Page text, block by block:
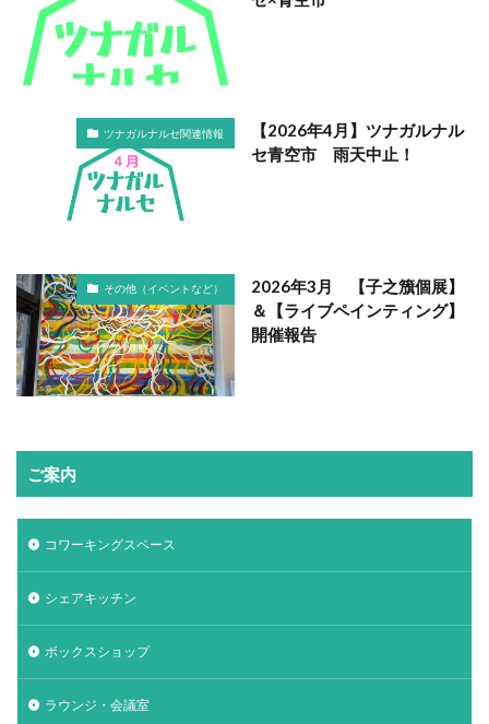
ツナガルナルセ関連情報
【2026年4月】ツナガルナル
セ青空市 雨天中止！
その他（イベントなど）
2026年3月 【子之籏個展】
＆【ライブペインティング】
開催報告
ご案内
コワーキングスペース
シェアキッチン
ボックスショップ
ラウンジ・会議室